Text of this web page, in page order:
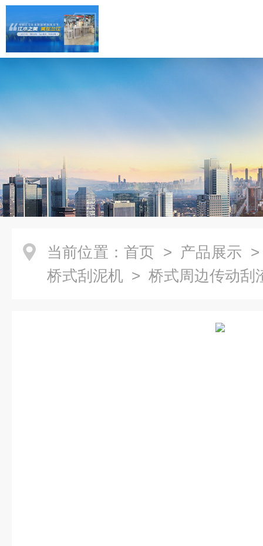
当前位置： 首页 > 产品展示
桥式刮泥机 > 桥式周边传动刮